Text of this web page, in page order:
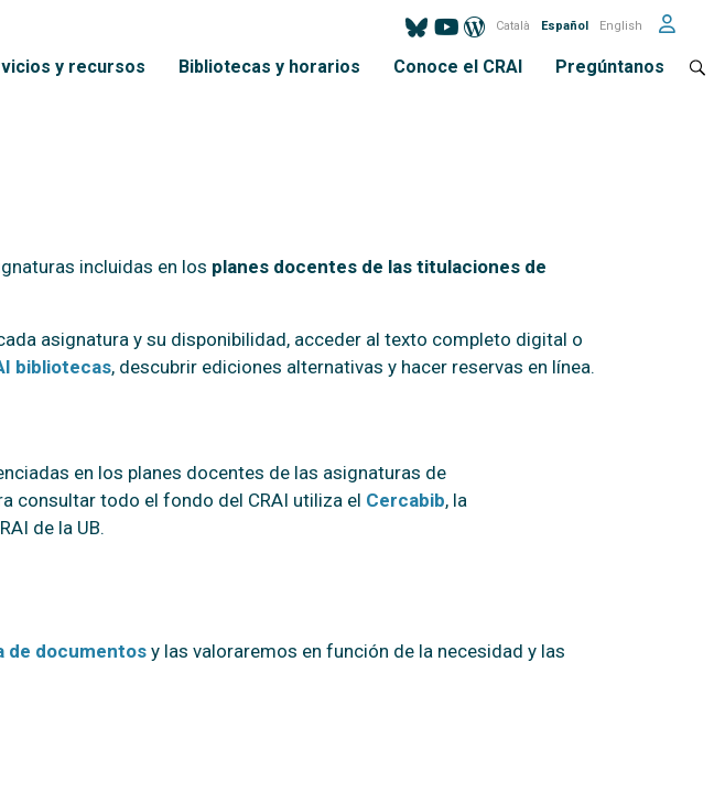
Català Español English
principal
y recursos Bibliotecas y horarios Conoce el CRAI Pregúntanos
incluidas en los planes docentes de las titulaciones de
asignatura y su disponibilidad, acceder al texto completo digital o
bibliotecas, descubrir ediciones alternativas y hacer reservas en línea.
en los planes docentes de las asignaturas de
consultar todo el fondo del CRAI utiliza el Cercabib, la
de la UB.
de documentosy las valoraremos en función de la necesidad y las